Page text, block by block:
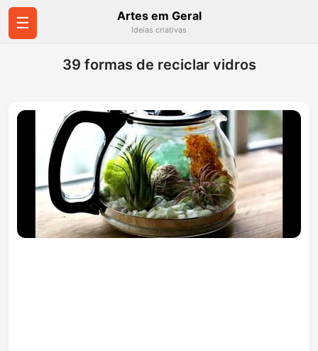
☰ Artes em Geral
Ideias criativas
39 formas de reciclar vidros